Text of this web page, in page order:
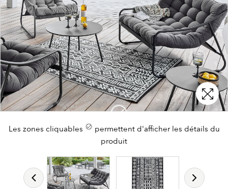
Les zones cliquables
permettent d'afficher les détails du
produit